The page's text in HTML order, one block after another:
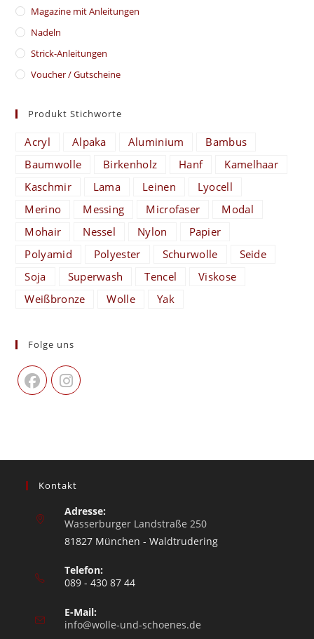
Magazine mit Anleitungen
Nadeln
Strick-Anleitungen
Voucher / Gutscheine
Produkt Stichworte
Acryl Alpaka Aluminium
Bambus
Baumwolle
Birkenholz Hanf
Kamelhaar
Kaschmir
Lama Leinen
Lyocell
Merino
Messing Microfaser
Modal
Mohair
Nessel Nylon
Papier
Polyamid
Polyester Schurwolle
Seide
Soja
Superwash Tencel
Viskose
Weißbronze
Wolle Yak
Folge uns
Kontakt
Adresse:
Wasserburger Landstraße 250
81827 München - Waldtrudering
Telefon:
089 - 430 87 44
E-Mail:
info@wolle-und-schoenes.de